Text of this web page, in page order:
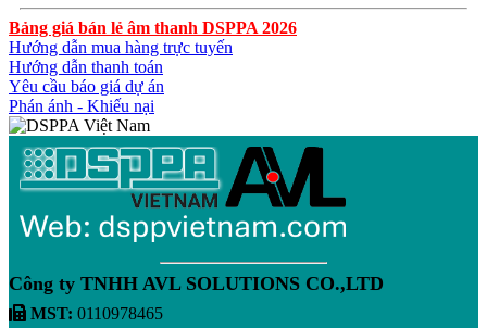
Bảng giá bán lẻ âm thanh DSPPA 2026
Hướng dẫn mua hàng trực tuyến
Hướng dẫn thanh toán
Yêu cầu báo giá dự án
Phán ánh - Khiếu nại
Công ty TNHH AVL SOLUTIONS CO.,LTD
MST: 0110978465